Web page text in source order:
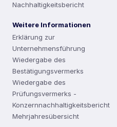
Nachhaltigkeitsbericht
Weitere Informationen
Erklärung zur
Unternehmensführung
Wiedergabe des
Bestätigungsvermerks
Wiedergabe des
Prüfungsvermerks -
Konzernnachhaltigkeitsbericht
Mehrjahresübersicht